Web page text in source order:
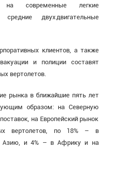
на современные легкие
двухдвигательные
клиентов, а также
и полиции составят
вертолетов.
рынка в ближайшие пять лет
образом: на Северную
на Европейский рынок
вертолетов, по 18% – в
Азию, и 4% – в Африку и на